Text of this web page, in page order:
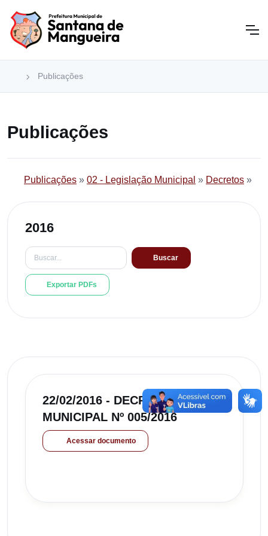
Publicações
Publicações
Publicações » 02 - Legislação Municipal » Decretos »
2016
Buscar
Exportar PDFs
22/02/2016 - DECRETO
MUNICIPAL Nº 005/2016
Acessar documento